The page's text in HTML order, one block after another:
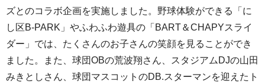
ズとのコラボ企画を実施しました。野球体験ができる「に
し区B-PARK」やふわふわ遊具の「BART＆CHAPYスライ
ダー」では、たくさんのお子さんの笑顔を見ることができ
ました。また、球団OBの荒波翔さん、スタジアムDJの山田
みきとしさん、球団マスコットのDB.スターマンを迎えたト